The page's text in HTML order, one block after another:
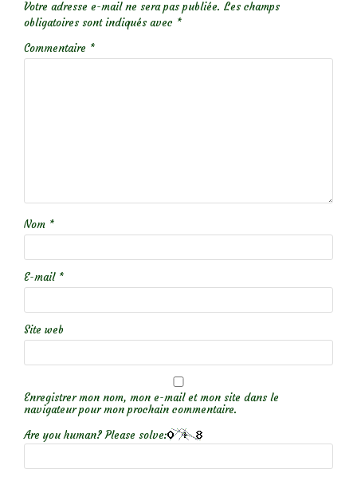
Votre adresse e-mail ne sera pas publiée. Les champs
obligatoires sont indiqués avec *
Commentaire *
Nom *
E-mail *
Site web
Enregistrer mon nom, mon e-mail et mon site dans le
navigateur pour mon prochain commentaire.
Are you human? Please solve: